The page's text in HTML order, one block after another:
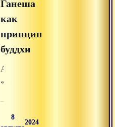
«аудиолекции»
на
Ганеша
как
принцип
буддхи
Аудиолекция
«Ганеша
буддхи»
8
2024